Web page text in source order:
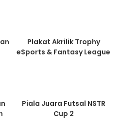
Plakat Akrilik Trophy
eSports & Fantasy League
Piala Juara Futsal NSTR
Cup 2